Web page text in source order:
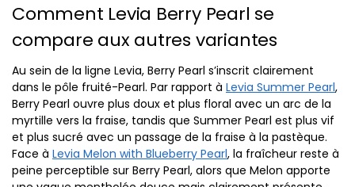
Comment Levia Berry Pearl se
compare aux autres variantes
Au sein de la ligne Levia, Berry Pearl s’inscrit clairement
dans le pôle fruité-Pearl. Par rapport à Levia Summer Pearl,
Berry Pearl ouvre plus doux et plus floral avec un arc de la
myrtille vers la fraise, tandis que Summer Pearl est plus vif
et plus sucré avec un passage de la fraise à la pastèque.
Face à Levia Melon with Blueberry Pearl, la fraîcheur reste à
peine perceptible sur Berry Pearl, alors que Melon apporte